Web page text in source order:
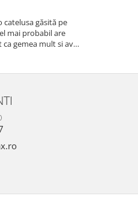
găsită pe
mai probabil are
gemea mult si avea